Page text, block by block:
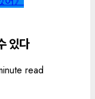
있다
read